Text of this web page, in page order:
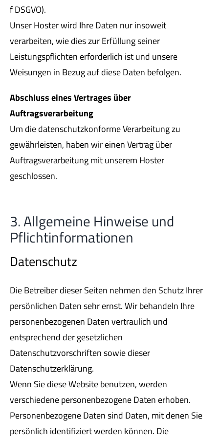
f DSGVO).
Unser Hoster wird Ihre Daten nur insoweit
verarbeiten, wie dies zur Erfüllung seiner
Leistungspflichten erforderlich ist und unsere
Weisungen in Bezug auf diese Daten befolgen.
Abschluss eines Vertrages über
Auftragsverarbeitung
Um die datenschutzkonforme Verarbeitung zu
gewährleisten, haben wir einen Vertrag über
Auftragsverarbeitung mit unserem Hoster
geschlossen.
3. Allgemeine Hinweise und
Pflichtinformationen
Datenschutz
Die Betreiber dieser Seiten nehmen den Schutz Ihrer
persönlichen Daten sehr ernst. Wir behandeln Ihre
personenbezogenen Daten vertraulich und
entsprechend der gesetzlichen
Datenschutzvorschriften sowie dieser
Datenschutzerklärung.
Wenn Sie diese Website benutzen, werden
verschiedene personenbezogene Daten erhoben.
Personenbezogene Daten sind Daten, mit denen Sie
persönlich identifiziert werden können. Die